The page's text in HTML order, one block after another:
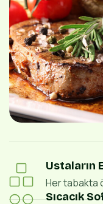
Ustaların
Her tabakta
Sıcacık